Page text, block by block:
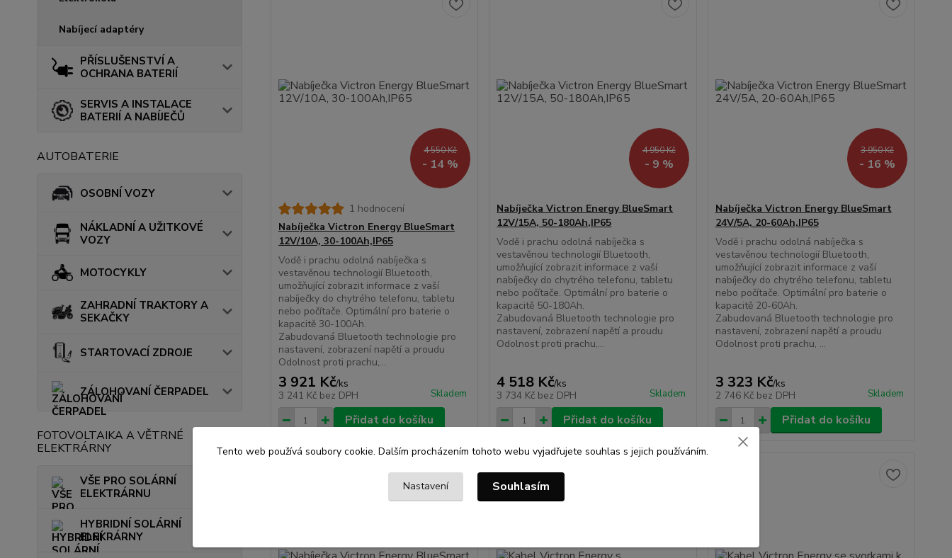
Nabíjecí adaptéry
PŘÍSLUŠENSTVÍ A
OCHRANA BATERIÍ
SERVIS A INSTALACE
BATERIÍ A NABÍJEČŮ
AUTOBATERIE
OSOBNÍ VOZY
NÁKLADNÍ A UŽITKOVÉ
VOZY
MOTOCYKLY
ZAHRADNÍ TRAKTORY A
SEKAČKY
STARTOVACÍ ZDROJE
ZÁLOHOVANÍ ČERPADEL
FOTOVOLTAIKA A VĚTRNÉ
ELEKTRÁRNY
VŠE PRO SOLÁRNÍ
ELEKTRÁRNU
HYBRIDNÍ SOLÁRNÍ
ELEKRÁRNY
4 550 Kč
- 14 %
1 hodnocení
Nabíječka Victron Energy BlueSmart
12V/10A, 30-100Ah,IP65
Vodě i prachu odolná nabíječka s
vestavěnou technologií Bluetooth,
umožňující zobrazit informace z vaší
nabíječky do chytrého telefonu, tabletu
nebo počítače. Optimální pro baterie o
kapacitě 30-100Ah.
Zabudovaná Bluetooth technologie pro
nastavení, zobrazení napětí a proudu
Odolnost proti prachu,...
3 921 Kč/ks
3 241 Kč bez DPH Skladem
Přidat do košíku
4 950 Kč
- 9 %
Nabíječka Victron Energy BlueSmart
12V/15A, 50-180Ah,IP65
Vodě i prachu odolná nabíječka s
vestavěnou technologií Bluetooth,
umožňující zobrazit informace z vaší
nabíječky do chytrého telefonu, tabletu
nebo počítače. Optimální pro baterie o
kapacitě 50-180Ah.
Zabudovaná Bluetooth technologie pro
nastavení, zobrazení napětí a proudu
Odolnost proti prachu,...
4 518 Kč/ks
3 734 Kč bez DPH Skladem
Přidat do košíku
3 950 Kč
- 16 %
Nabíječka Victron Energy BlueSmart
24V/5A, 20-60Ah,IP65
Vodě i prachu odolná nabíječka s
vestavěnou technologií Bluetooth,
umožňující zobrazit informace z vaší
nabíječky do chytrého telefonu, tabletu
nebo počítače. Optimální pro baterie o
kapacitě 20-60Ah.
Zabudovaná Bluetooth technologie pro
nastavení, zobrazení napětí a proudu
Odolnost proti prachu, ...
3 323 Kč/ks
2 746 Kč bez DPH Skladem
Přidat do košíku
Tento web používá soubory cookie. Dalším procházením tohoto webu vyjadřujete souhlas s jejich používáním.
Nastavení Souhlasím